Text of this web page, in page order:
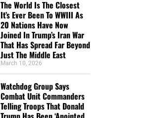
The World Is The Closest
It’s Ever Been To WWIII As
20 Nations Have Now
Joined In Trump’s Iran War
That Has Spread Far Beyond
Just The Middle East
March 10, 2026
Watchdog Group Says
Combat Unit Commanders
Telling Troops That Donald